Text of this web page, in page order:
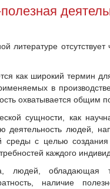
литературе
как широкий термин
в
охватывается общим
сущности, как
деятельность людей,
среды с целью
каждого
людей, обладающая
наличие